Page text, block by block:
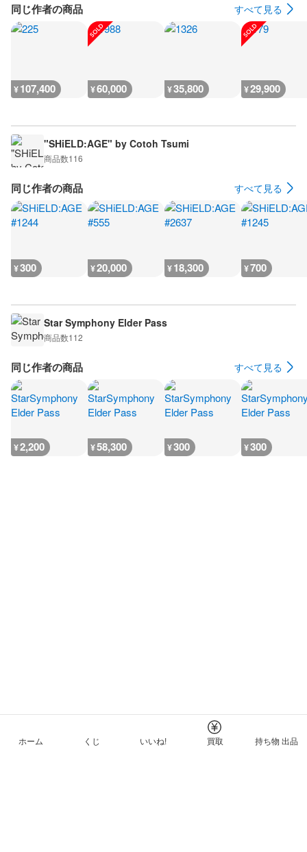
同じ作者の商品 すべて見る
¥107,400 ¥60,000 ¥35,800 ¥29,900
"SHiELD:AGE" by Cotoh Tsumi
商品数116
同じ作者の商品 すべて見る
¥300 ¥20,000 ¥18,300 ¥700
Star Symphony Elder Pass
商品数112
同じ作者の商品 すべて見る
¥2,200 ¥58,300 ¥300 ¥300
ホーム くじ いいね! 買取 持ち物 出品